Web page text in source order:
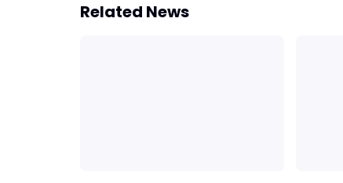
Related News